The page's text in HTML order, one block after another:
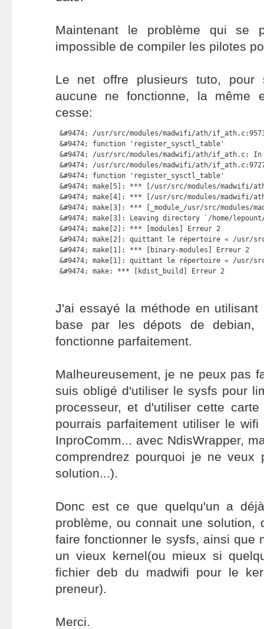
Maintenant le problème qui se
impossible de compiler les pilotes
Le net offre plusieurs tuto, pour
aucune ne fonctionne, la même
cesse:
&#9474; /usr/src/modules/madwifi/ath/
&#9474; function 'register_sysctl_table'
&#9474; /usr/src/modules/madwifi/ath/if_ath.c:
&#9474; /usr/src/modules/madwifi/ath/
&#9474; function 'register_sysctl_table'
&#9474; make[5]: *** [/usr/src/modules/
&#9474; make[4]: *** [/usr/src/modules/
&#9474; make[3]: *** [_module_/usr/src/
&#9474; make[3]: Leaving directory `/home/
&#9474; make[2]: *** [modules] Erreur 2
&#9474; make[2]: quittant le répertoire « /usr/
&#9474; make[1]: *** [binary-modules]
&#9474; make[1]: quittant le répertoire « /usr/
&#9474; make: *** [kdist_build] Erreur 2
J'ai essayé la méthode en
base par les dépots de debian,
fonctionne parfaitement.
Malheureusement, je ne peux pas
suis obligé d'utiliser le sysfs pour
processeur, et d'utiliser cette
pourrais parfaitement utiliser le
InproComm... avec NdisWrapper,
comprendrez pourquoi je ne veux
solution...).
Donc est ce que quelqu'un a
problème, ou connait une solution,
faire fonctionner le sysfs, ainsi que
un vieux kernel(ou mieux si
fichier deb du madwifi pour le
preneur).
Merci.